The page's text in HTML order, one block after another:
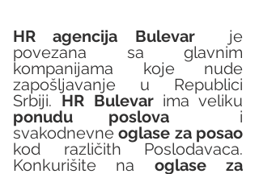
HR agencija Bulevar
  je
povezana sa glavnim
kompanijama koje nude
zapošljavanje u Republici
Srbiji. HR Bulevar
ponudu poslova
  i
svakodnevne oglase za posao
kod različith Poslodavaca.
Konkurišite na oglase za